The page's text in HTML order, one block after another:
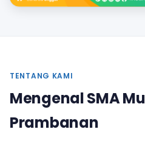
TENTANG KAMI
Mengenal SMA
Prambanan